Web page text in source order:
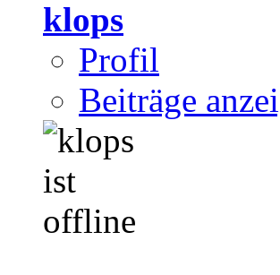
klops
Profil
Beiträge